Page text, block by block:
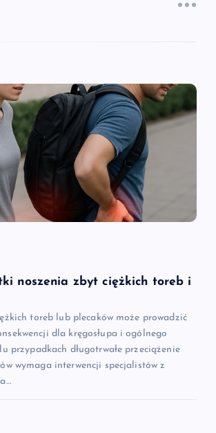
noszenia zbyt ciężkich toreb i
toreb lub plecaków może prowadzić
dla kręgosłupa i ogólnego
przypadkach długotrwałe przeciążenie
wymaga interwencji specjalistów z